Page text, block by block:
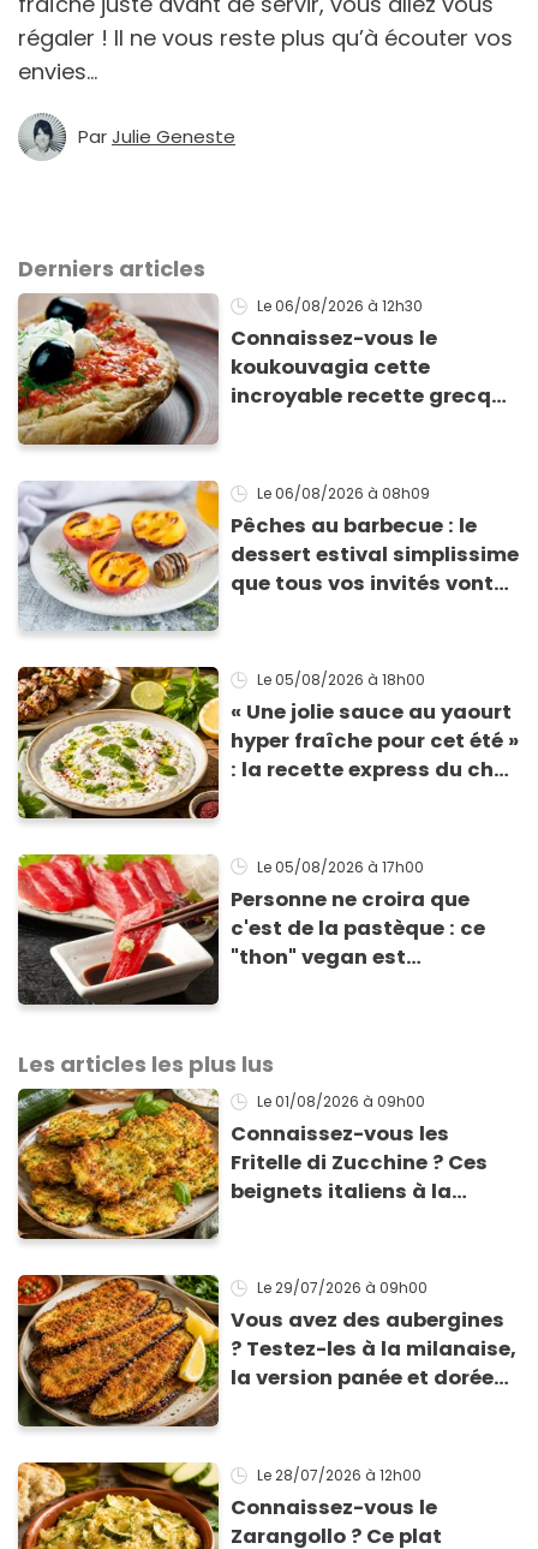
régaler ! Il ne vous reste plus qu’à écouter vos
envies…
ParJulie Geneste
Derniers articles
Le 06/08/2026 à 12h30
Connaissez-vous le
koukouvagia cette
incroyable recette grecque
Le 06/08/2026 à 08h09
Pêches au barbecue : le
dessert estival simplissime
que tous vos invités vont
Le 05/08/2026 à 18h00
« Une jolie sauce au yaourt
hyper fraîche pour cet été »
: la recette express du chef
grillades
Le 05/08/2026 à 17h00
Personne ne croira que
c'est de la pastèque : ce
"thon" vegan est
Les articles les plus lus
Le 01/08/2026 à 09h00
Connaissez-vous les
Fritelle di Zucchine ? Ces
beignets italiens à la
Le 29/07/2026 à 09h00
Vous avez des aubergines
? Testez-les à la milanaise,
la version panée et dorée
Le 28/07/2026 à 12h00
Connaissez-vous le
Zarangollo ? Ce plat